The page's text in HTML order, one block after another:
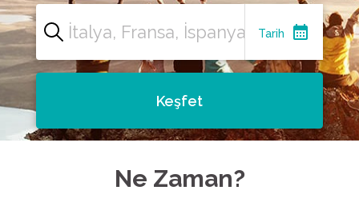
Tarih calendar_month
Keşfet
Ne Zaman?